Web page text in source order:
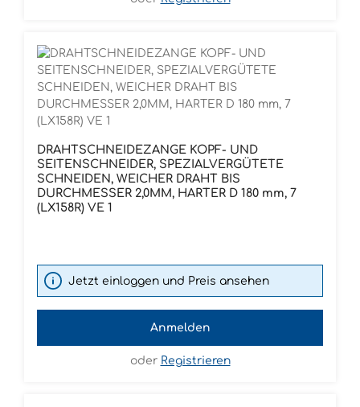
DRAHTSCHNEIDEZANGE KOPF- UND
SEITENSCHNEIDER, SPEZIALVERGÜTETE
SCHNEIDEN, WEICHER DRAHT BIS
DURCHMESSER 2,0MM, HARTER D 180 mm, 7
(LX158R) VE 1
Jetzt einloggen und Preis ansehen
Anmelden
oder Registrieren